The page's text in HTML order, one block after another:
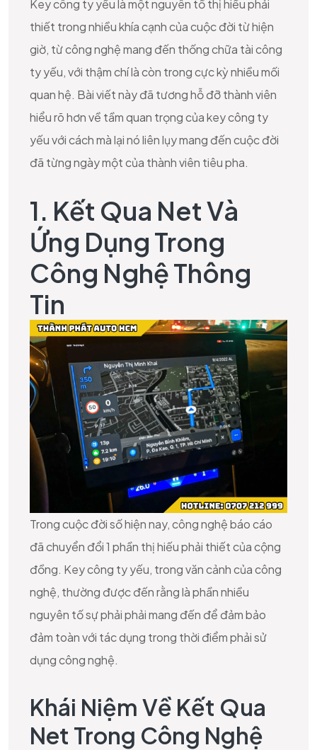
Key công ty yếu là một nguyên tố thị hiếu phải
thiết trong nhiều khía cạnh của cuộc đời từ hiện
giờ, từ công nghệ mang đến thống chữa tài công
ty yếu, với thậm chí là còn trong cực kỳ nhiều mối
quan hệ. Bài viết này đã tương hỗ đỡ thành viên
hiểu rõ hơn về tầm quan trọng của key công ty
yếu với cách mà lại nó liên lụy mang đến cuộc đời
đã từng ngày một của thành viên tiêu pha.
1. Kết Qua Net Và
Ứng Dụng Trong
Công Nghệ Thông
Tin
Trong cuộc đời số hiện nay, công nghệ báo cáo
đã chuyển đổi 1 phần thị hiếu phải thiết của cộng
đồng. Key công ty yếu, trong văn cảnh của công
nghệ, thường được đến rằng là phần nhiều
nguyên tố sự phải phải mang đến để đảm bảo
đảm toàn với tác dụng trong thời điểm phải sử
dụng công nghệ.
Khái Niệm Về Kết Qua
Net Trong Công Nghệ